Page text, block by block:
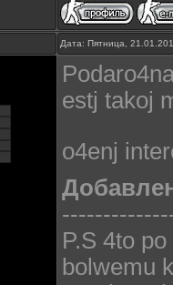
Дата: Пятница,
estj takoj
o4enj
P.S 4to
bolwemu